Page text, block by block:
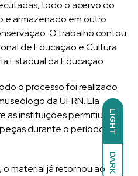
LIGHT
DARK
todo o acervo do
e armazenado em outro
O trabalho contou
de Educação e Cultura
Estadual da Educação.
o processo foi realizado
da UFRN. Ela
as instituições permitiu
durante o período da
o material já retornou ao